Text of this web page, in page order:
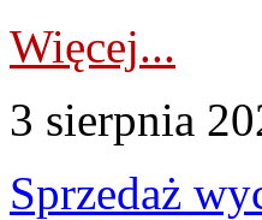
Więcej...
3 sierpnia
Sprzedaż